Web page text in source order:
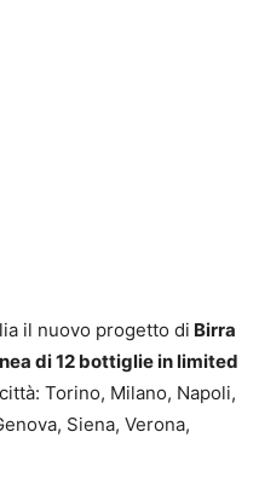
il nuovo progetto di Birra
di 12 bottiglie in limited
Torino, Milano, Napoli,
Siena, Verona,